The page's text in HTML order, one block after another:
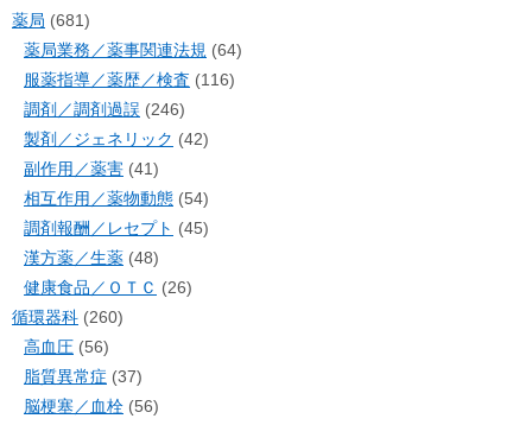
薬局 (681)
薬局業務／薬事関連法規 (64)
服薬指導／薬歴／検査 (116)
調剤／調剤過誤 (246)
製剤／ジェネリック (42)
副作用／薬害 (41)
相互作用／薬物動態 (54)
調剤報酬／レセプト (45)
漢方薬／生薬 (48)
健康食品／ＯＴＣ (26)
循環器科 (260)
高血圧 (56)
脂質異常症 (37)
脳梗塞／血栓 (56)